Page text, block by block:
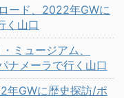
ード、2022年GWに
く山口
ミュージアム、
ナメーラで行く山口
年GWに歴史探訪/ポ